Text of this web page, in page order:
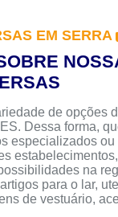
EM SERRA
de opções
Dessa forma,
especializados
na
para o lar,
de vestuário,